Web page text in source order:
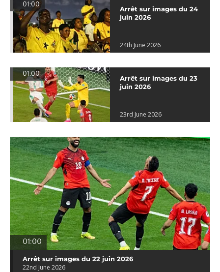
01:00
Arrêt sur images du 24
juin 2026
24th June 2026
01:00
Arrêt sur images du 23
juin 2026
23rd June 2026
01:00
Arrêt sur images du 22 juin 2026
22nd June 2026